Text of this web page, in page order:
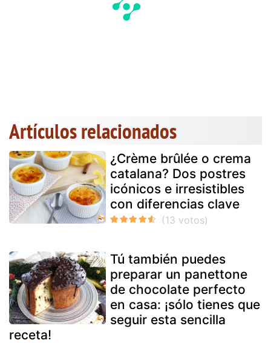
Artículos relacionados
¿Crème brûlée o crema
catalana? Dos postres
icónicos e irresistibles
con diferencias clave
Tú también puedes
preparar un panettone
de chocolate perfecto
en casa: ¡sólo tienes que
seguir esta sencilla
receta!